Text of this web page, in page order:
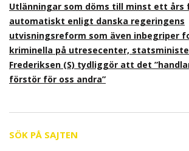
Utlänningar som döms till minst ett års
automatiskt enligt danska regeringens
utvisningsreform som även inbegriper
kriminella på utresecenter,
Frederiksen (S) tydliggör att det
förstör för oss andra”
SÖK PÅ SAJTEN